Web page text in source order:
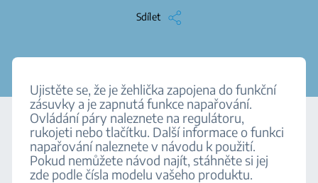
Sdílet
Ujistěte se, že je žehlička zapojena do funkční
zásuvky a je zapnutá funkce napařování.
Ovládání páry naleznete na regulátoru,
rukojeti nebo tlačítku. Další informace o funkci
napařování naleznete v návodu k použití.
Pokud nemůžete návod najít, stáhněte si jej
zde podle čísla modelu vašeho produktu.